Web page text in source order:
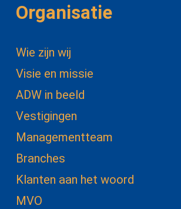
Organisatie
Wie zijn wij
Visie en missie
ADW in beeld
Vestigingen
Managementteam
Branches
Klanten aan het woord
MVO